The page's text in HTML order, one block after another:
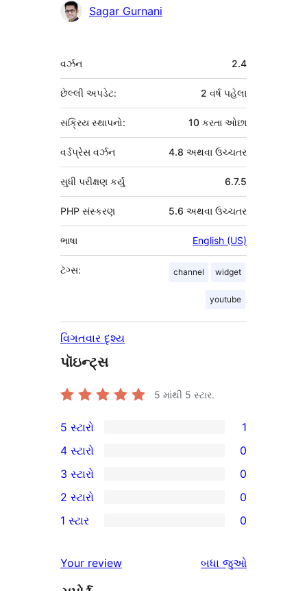
Sagar Gurnani
મેટા
વર્ઝન 2.4
છેલ્લી અપડેટ: 2 વર્ષપહેલા
સક્રિય સ્થાપનો: 10 કરતા ઓછા
વર્ડપ્રેસ વર્ઝન 4.8 અથવા ઉચ્ચતર
6.7.5
સુધી પરીક્ષણ કર્યું
PHP સંસ્કરણ 5.6 અથવા ઉચ્ચતર
ભાષા English (US)
ટૅગ્સ: channel widget
youtube
વિગતવાર દૃશ્ય
પૉઇન્ટ્સ
5 માંથી 5 સ્ટાર.
1
5-
સ્ટાર
સમીક્ષા
5 સ્ટારો 1
4-
સ્ટાર
સમીક્ષાઓ
4 સ્ટારો 0
0
3-
સ્ટાર
3 સ્ટારો 0
2-
સમીક્ષાઓ
2 સ્ટારો 0
સ્ટાર
1 સ્ટાર 0
Your review બધા સમીક્ષાઓ
જુઓ